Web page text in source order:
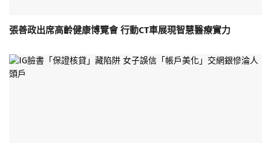
張善政出席高齡健康博覽會 行動CT車展現智慧醫療實力